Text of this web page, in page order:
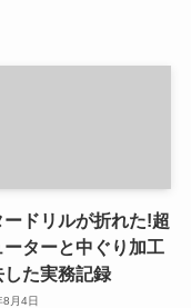
ードリルが折れた!超
ーターと中ぐり加工
した実務記録
月4日